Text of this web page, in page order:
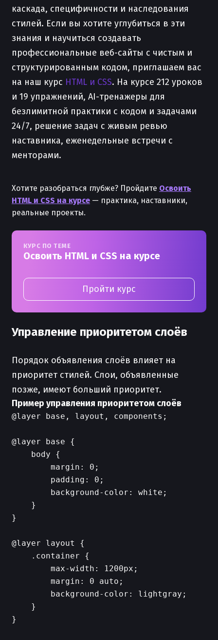
каскада, специфичности и наследования
стилей. Если вы хотите углубиться в эти
знания и научиться создавать
профессиональные веб-сайты с чистым и
структурированным кодом, приглашаем вас
на наш курс HTML и CSS. На курсе 212 уроков
и 19 упражнений, AI-тренажеры для
безлимитной практики с кодом и задачами
24/7, решение задач с живым ревью
наставника, еженедельные встречи с
менторами.
Хотите разобраться глубже? Пройдите Освоить
HTML и CSS на курсе — практика, наставники,
реальные проекты.
КУРС ПО ТЕМЕ
Освоить HTML и CSS на курсе
Пройти курс
Управление приоритетом слоёв
Порядок объявления слоёв влияет на
приоритет стилей. Слои, объявленные
позже, имеют больший приоритет.
Пример управления приоритетом слоёв
@layer base, layout, components;
@layer base {
    body {
        margin: 0;
        padding: 0;
        background-color: white;
    }
}
@layer layout {
    .container {
        max-width: 1200px;
        margin: 0 auto;
        background-color: lightgray;
    }
}